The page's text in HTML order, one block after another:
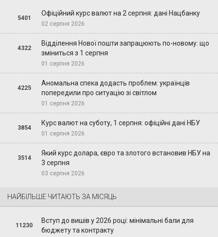
5401
Офіційний курс валют на 2 серпня: дані Нацбанку
02 серпня 2026
4322
Відділення Нової пошти запрацюють по-новому: що
зміниться з 1 серпня
01 серпня 2026
4225
Аномальна спека додасть проблем: українців
попередили про ситуацію зі світлом
01 серпня 2026
3854
Курс валют на суботу, 1 серпня: офіційні дані НБУ
01 серпня 2026
3514
Який курс долара, євро та злотого встановив НБУ на
3 серпня
03 серпня 2026
НАЙБІЛЬШЕ ЧИТАЮТЬ ЗА МІСЯЦЬ
11230
Вступ до вишів у 2026 році: мінімальні бали для
бюджету та контракту